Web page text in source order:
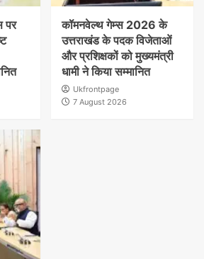
पर
कॉमनवेल्थ गेम्स 2026 के
उत्तराखंड के पदक विजेताओं
और प्रशिक्षकों को मुख्यमंत्री
धामी ने किया सम्मानित
Ukfrontpage
7 August 2026